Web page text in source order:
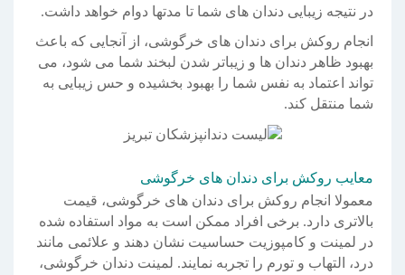
در نتیجه زیبایی دندان های شما تا مدتها دوام خواهد داشت.
انجام روکش برای دندان های خرگوشی، از آنجایی که باعث
بهبود ظاهر دندان ها و زیباتر شدن لبخند شما می شود، می
تواند اعتماد به نفس شما را بهبود بخشیده و حس زیبایی به
شما منتقل کند.
معایب روکش برای دندان های خرگوشی
معمولا انجام روکش برای دندان های خرگوشی، قیمت
بالاتری دارد. برخی افراد ممکن است به مواد استفاده شده
در لمینت و کامپوزیت حساسیت نشان دهند و علائمی مانند
درد، التهاب و تورم را تجربه نمایند. لمینت دندان خرگوشی،